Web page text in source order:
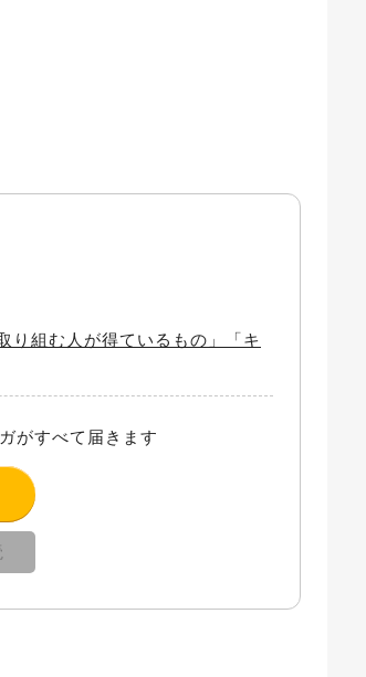
り組む人が得ているもの」「キ
がすべて届きます